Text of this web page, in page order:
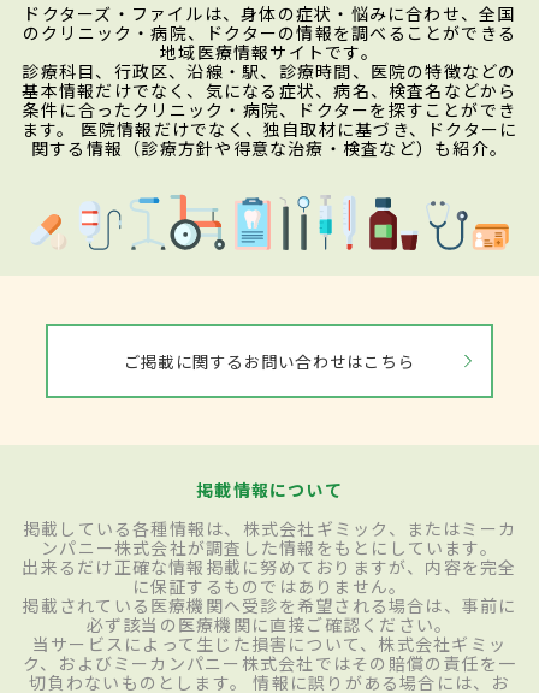
ドクターズ・ファイルは、身体の症状・悩みに合わせ、全国
のクリニック・病院、ドクターの情報を調べることができる
地域医療情報サイトです。
診療科目、行政区、沿線・駅、診療時間、医院の特徴などの
基本情報だけでなく、気になる症状、病名、検査名などから
条件に合ったクリニック・病院、ドクターを探すことができ
ます。 医院情報だけでなく、独自取材に基づき、ドクターに
関する情報（診療方針や得意な治療・検査など）も紹介。
ご掲載に関するお問い合わせはこちら
掲載情報について
掲載している各種情報は、株式会社ギミック、またはミーカ
ンパニー株式会社が調査した情報をもとにしています。
出来るだけ正確な情報掲載に努めておりますが、内容を完全
に保証するものではありません。
掲載されている医療機関へ受診を希望される場合は、事前に
必ず該当の医療機関に直接ご確認ください。
当サービスによって生じた損害について、株式会社ギミッ
ク、およびミーカンパニー株式会社ではその賠償の責任を一
切負わないものとします。 情報に誤りがある場合には、お